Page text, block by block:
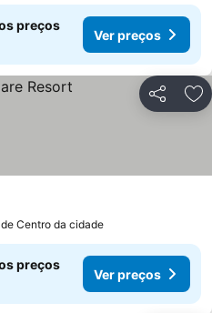
preços
Ver preços
Partilhar
Centro da cidade
preços
Ver preços